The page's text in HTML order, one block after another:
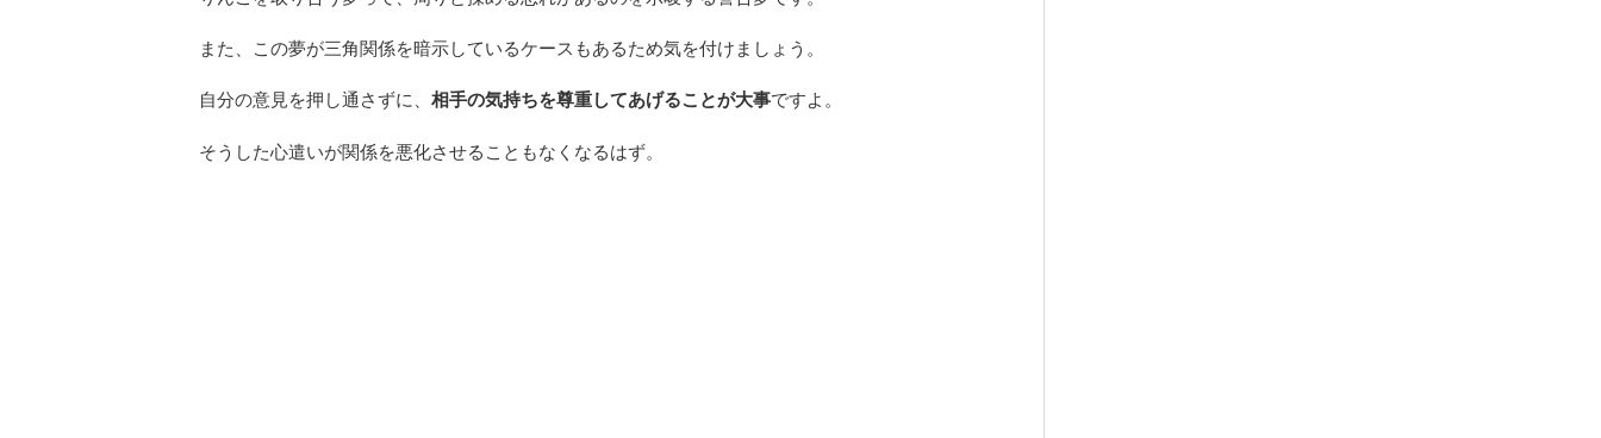
また、この夢が三角関係を暗示しているケースもあるため気を付けましょう。
自分の意見を押し通さずに、 相手の気持ちを尊重してあげることが大事ですよ。
そうした心遣いが関係を悪化させることもなくなるはず。